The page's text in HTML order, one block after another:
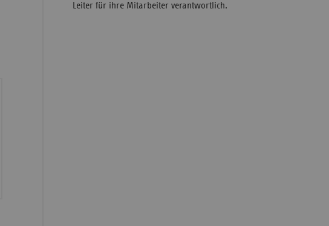
Leiter für ihre Mitarbeiter verantwortlich.